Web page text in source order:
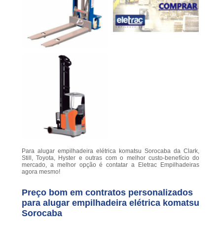
Para alugar empilhadeira elétrica komatsu Sorocaba da Clark,
Still, Toyota, Hyster e outras com o melhor custo-benefício do
mercado, a melhor opção é contatar a Eletrac Empilhadeiras
agora mesmo!
Preço bom em contratos personalizados
para alugar empilhadeira elétrica komatsu
Sorocaba